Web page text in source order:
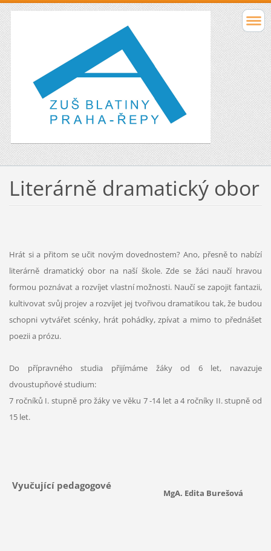
Literárně dramatický obor
Hrát si a přitom se učit novým dovednostem? Ano, přesně to nabízí
literárně dramatický obor na naší škole. Zde se žáci naučí hravou
formou poznávat a rozvíjet vlastní možnosti. Naučí se zapojit fantazii,
kultivovat svůj projev a rozvíjet jej tvořivou dramatikou tak, že budou
schopni vytvářet scénky, hrát pohádky, zpívat a mimo to přednášet
poezii a prózu.
Do přípravného studia přijímáme žáky od 6 let, navazuje
dvoustupňové studium:
7 ročníků I. stupně pro žáky ve věku 7 -14 let a 4 ročníky II. stupně od
15 let.
Vyučující pedagogové
MgA. Edita Burešová